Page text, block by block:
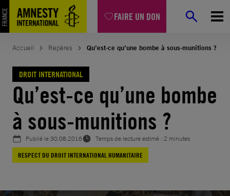
FAIRE UN DON
Aller
au
contenu
Accueil Repères Qu’est-ce qu’une bombe à sous-munitions ?
DROIT INTERNATIONAL
Qu’est-ce qu’une bombe
à sous-munitions ?
Publié le30.08.2016
Temps de lecture estimé : 2 minutes
RESPECT DU DROIT INTERNATIONAL HUMANITAIRE